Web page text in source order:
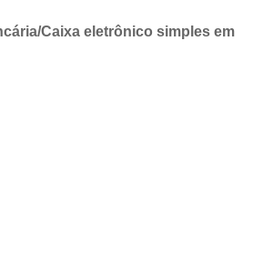
Caixa eletrônico simples em